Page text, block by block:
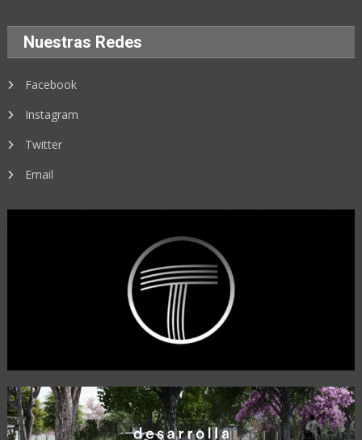
Nuestras Redes
Facebook
Instagram
Twitter
Email